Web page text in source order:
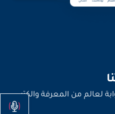
لعالم من المعرفة والكتب